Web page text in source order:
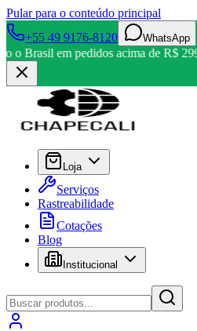
Pular para o conteúdo principal
+55 49 9176-8120
WhatsApp
o Brasil em pedidos acima de R$ 299
Loja
Serviços
Rastreabilidade
Cotações
Blog
Institucional